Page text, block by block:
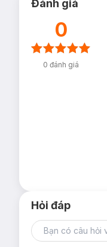
Đánh giá
0
0 đánh giá
Hỏi đáp